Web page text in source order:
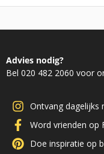
Advies nodig?
Bel 020 482 2060 voor
Ontvang dagelijks
Word vrienden op
Doe inspiratie op